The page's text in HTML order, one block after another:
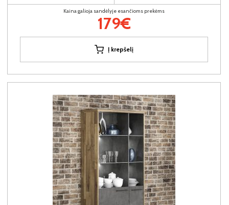
Kaina galioja sandėlyje esančioms prekėms
179€
Į krepšelį